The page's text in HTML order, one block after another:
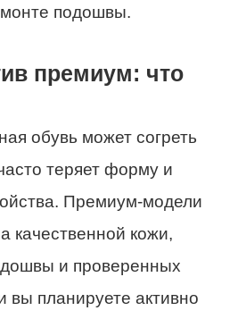
подошвы.
премиум: что
обувь может согреть
теряет форму и
Премиум-модели
качественной кожи,
и проверенных
вы планируете активно